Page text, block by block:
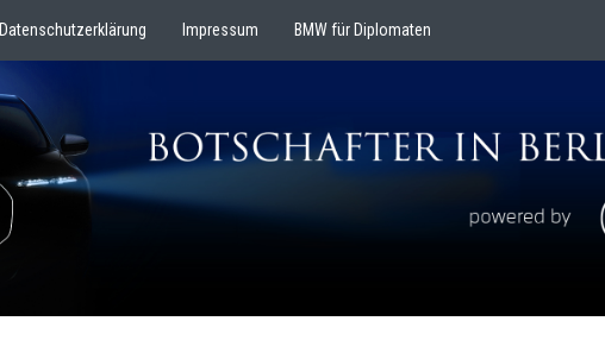
Datenschutzerklärung Impressum BMW für Diplomaten